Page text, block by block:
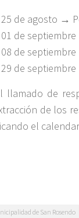
de agosto →
de
de
de
llamado de
de los
el
de San Rosendo